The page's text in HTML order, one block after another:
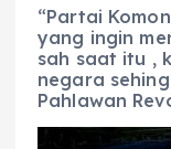
“Partai
yang ingin
sah saat itu ,
negara
Pahlawan